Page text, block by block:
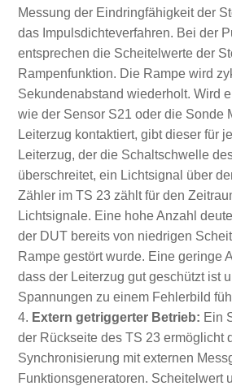
Messung der Eindringfähigkeit der
das Impulsdichteverfahren. Bei der
entsprechen die Scheitelwerte der
Rampenfunktion. Die Rampe wird
Sekundenabstand wiederholt. Wird
wie der Sensor S21 oder die Sonde
Leiterzug kontaktiert, gibt dieser für
Leiterzug, der die Schaltschwelle
überschreitet, ein Lichtsignal über
Zähler im TS 23 zählt für den
Lichtsignale. Eine hohe Anzahl
der DUT bereits von niedrigen
Rampe gestört wurde. Eine geringe
dass der Leiterzug gut geschützt ist
Spannungen zu einem Fehlerbild
Extern getriggerter Betrieb: Ein
der Rückseite des TS 23 ermöglicht
Synchronisierung mit externen
Funktionsgeneratoren. Scheitelwert